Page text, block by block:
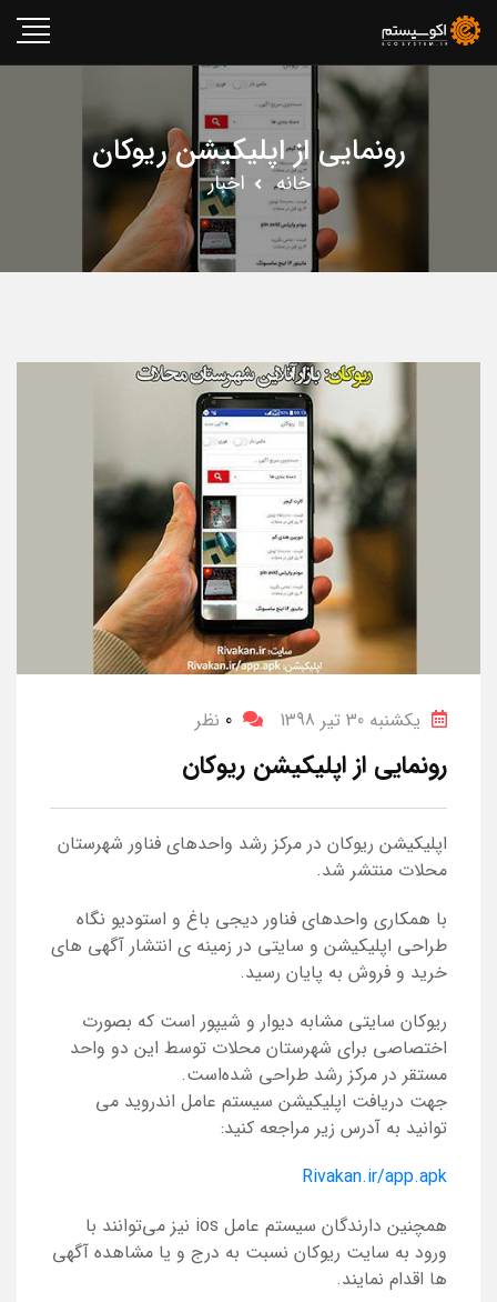
رونمایی از اپلیکیشن ریوکان
خانه اخبار
یکشنبه 30 تیر 1398 0 نظر
رونمایی از اپلیکیشن ریوکان
اپلیکیشن ریوکان در مرکز رشد واحدهای فناور شهرستان
محلات منتشر شد.
با همکاری واحدهای فناور دیجی باغ و استودیو نگاه
طراحی اپلیکیشن و سایتی در زمینه ی انتشار آگهی های
خرید و فروش به پایان رسید.
ریوکان سایتی مشابه دیوار و شیپور است که بصورت
اختصاصی برای شهرستان محلات توسط این دو واحد
مستقر در مرکز رشد طراحی شده‌است.
جهت دریافت اپلیکیشن سیستم عامل اندروید می
توانید به آدرس زیر مراجعه کنید:
Rivakan.ir/app.apk
همچنین دارندگان سیستم عامل ios نیز می‌توانند با
ورود به سایت ریوکان نسبت به درج و یا مشاهده آگهی
ها اقدام نمایند.